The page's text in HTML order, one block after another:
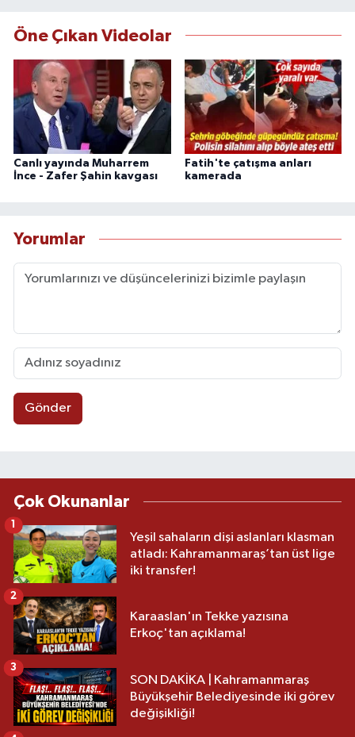
Öne Çıkan Videolar
Canlı yayında Muharrem
İnce - Zafer Şahin kavgası
Fatih'te çatışma anları
kamerada
Yorumlar
Gönder
Çok Okunanlar
Yeşil sahaların dişi aslanları klasman
atladı: Kahramanmaraş’tan üst lige
iki transfer!
1
Karaaslan'ın Tekke yazısına
Erkoç'tan açıklama!
2
SON DAKİKA | Kahramanmaraş
Büyükşehir Belediyesinde iki görev
değişikliği!
3